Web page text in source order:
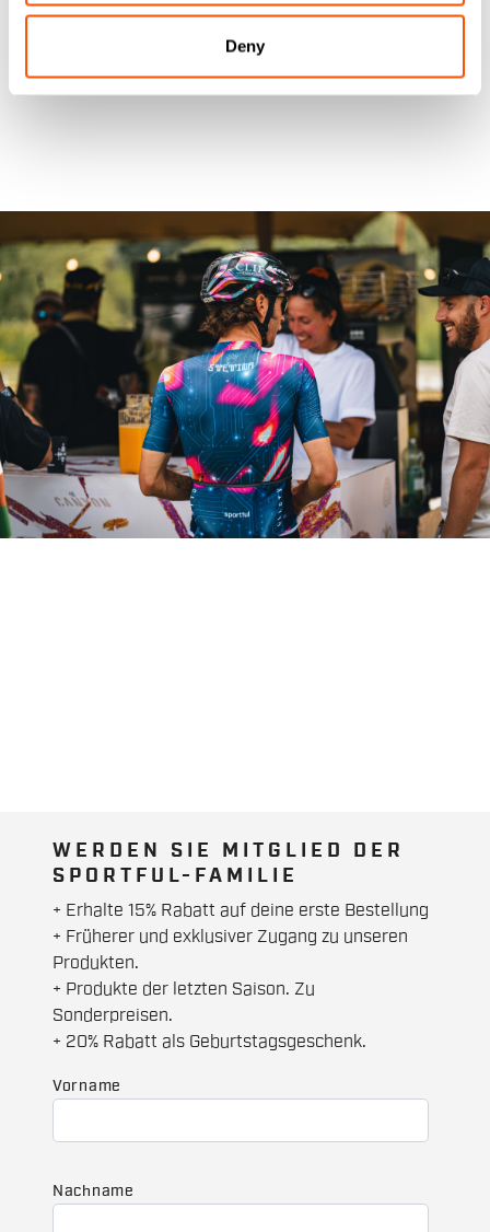
Deny
WERDEN SIE MITGLIED DER
SPORTFUL-FAMILIE
+ Erhalte 15% Rabatt auf deine erste Bestellung
+ Früherer und exklusiver Zugang zu unseren
Produkten.
+ Produkte der letzten Saison. Zu
Sonderpreisen.
+ 20% Rabatt als Geburtstagsgeschenk.
Vorname
Nachname